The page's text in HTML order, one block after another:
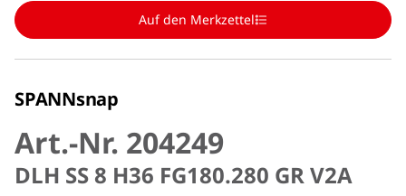
Auf den Merkzettel
SPANNsnap
Art.-Nr. 204249
DLH SS 8 H36 FG180.280 GR V2A